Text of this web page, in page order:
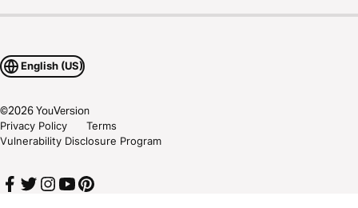
English (US)
©2026YouVersion
Privacy Policy
Terms
Vulnerability Disclosure Program